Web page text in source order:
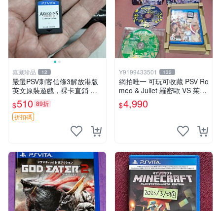
嘉藏珍品 12
嚴選PSV刺客信條3解放港版
英文原裝遊戲，裸卡直銷 刺
客信條3 游戲 港版游戲
$510 89折
折扣碼
Y9199433501 132
網拍唯一 可玩可收藏 PSV Ro
meo & Juliet 羅密歐 VS 茱麗
葉 全卷包 豪華版日版
$4,990